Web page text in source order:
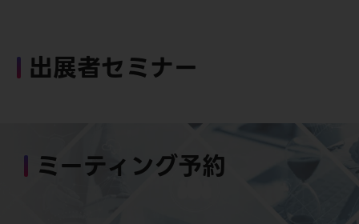
出展者セミナー
ミーティング予約